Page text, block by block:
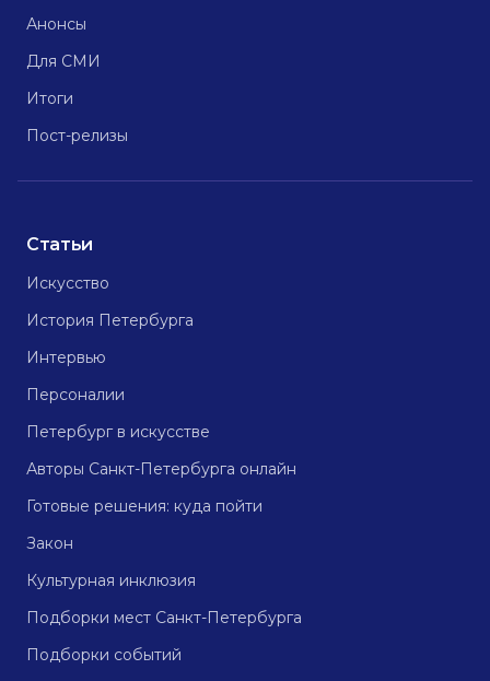
Анонсы
Для СМИ
Итоги
Пост-релизы
Статьи
Искусство
История Петербурга
Интервью
Персоналии
Петербург в искусстве
Авторы Санкт-Петербурга онлайн
Готовые решения: куда пойти
Закон
Культурная инклюзия
Подборки мест Санкт-Петербурга
Подборки событий